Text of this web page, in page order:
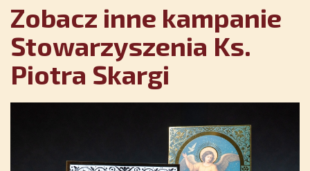
Zobacz inne kampanie
Stowarzyszenia Ks.
Piotra Skargi